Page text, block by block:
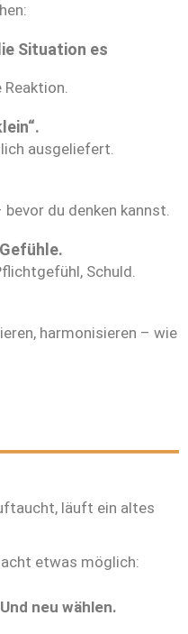
Situation es
ausgeliefert.
du denken kannst.
Schuld.
harmonisieren – wie
läuft ein altes
etwas möglich:
neu wählen.